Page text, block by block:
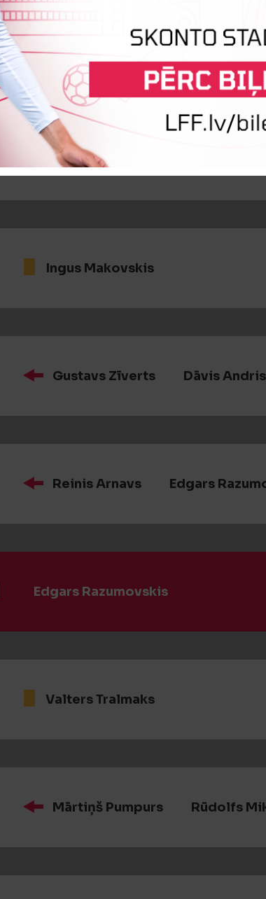
Artis Ķempelis
Kārlis Šadris
Ingus Makovskis
Gustavs Zīverts Dāvis
Reinis Arnavs Edgars
Edgars Razumovskis
Valters Tralmaks
Mārtiņš Pumpurs Rūdolfs